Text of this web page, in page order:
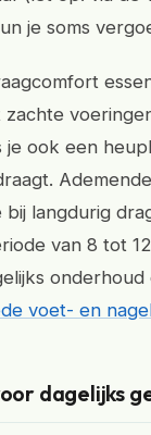
je soms
je ook een
langdurig
van 8 tot
voet- en
dagelijks